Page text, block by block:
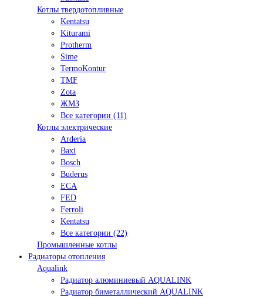
Котлы твердотопливные
Kentatsu
Kiturami
Protherm
Sime
TermoKontur
TMF
Zota
ЖМЗ
Все категории (11)
Котлы электрические
Arderia
Baxi
Bosch
Buderus
ECA
FED
Ferroli
Kentatsu
Все категории (22)
Промышленные котлы
Радиаторы отопления
Aqualink
Радиатор алюминиевый AQUALINK
Радиатор биметаллический AQUALINK